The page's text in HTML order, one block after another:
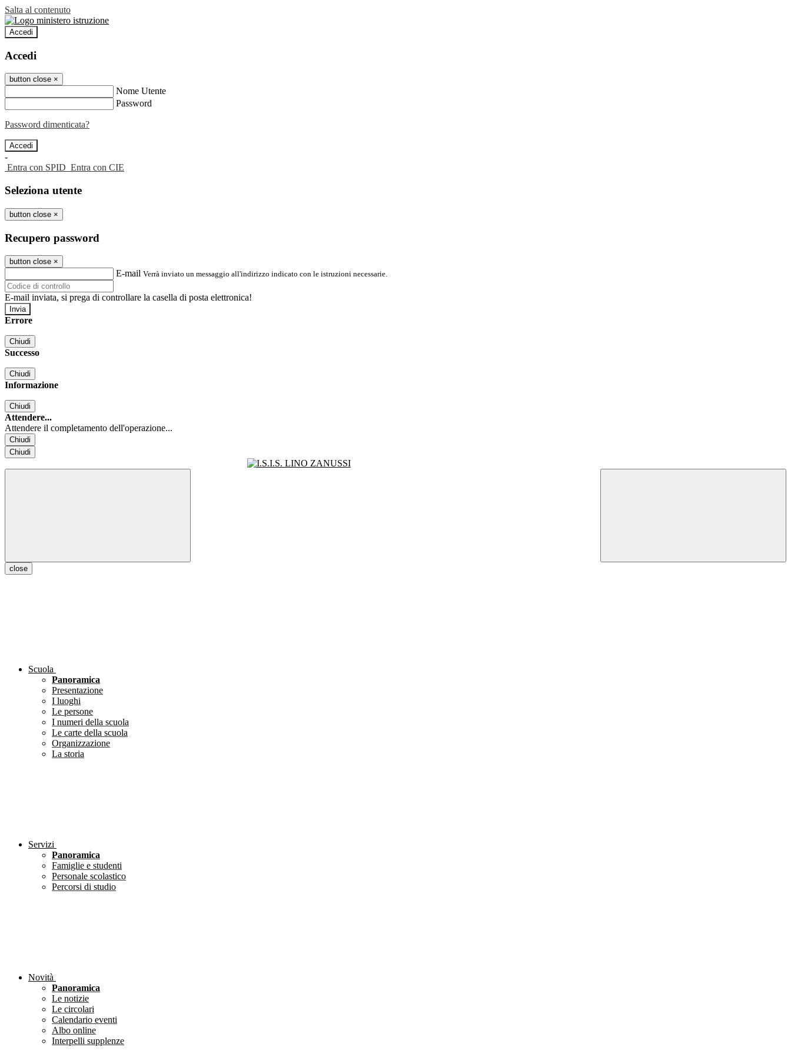
Salta al contenuto
Accedi
Accedi
button close ×
Nome Utente
Password
Password dimenticata?
-
Entra con SPID Entra con CIE
Seleziona utente
button close ×
Recupero password
button close ×
E-mail Verrà inviato un messaggio all'indirizzo indicato con le istruzioni necessarie.
E-mail inviata, si prega di controllare la casella di posta elettronica!
Errore
Chiudi
Successo
Chiudi
Informazione
Chiudi
Attendere...
Attendere il completamento dell'operazione...
Chiudi
Chiudi
close
Scuola
Panoramica
Presentazione
I luoghi
Le persone
I numeri della scuola
Le carte della scuola
Organizzazione
La storia
Servizi
Panoramica
Famiglie e studenti
Personale scolastico
Percorsi di studio
Novità
Panoramica
Le notizie
Le circolari
Calendario eventi
Albo online
Interpelli supplenze